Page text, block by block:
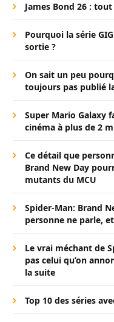
James Bond 26 :
Pourquoi la série
sortie ?
On sait un peu
toujours pas publié
Super Mario Galaxy
cinéma à plus de 2
Ce détail que
Brand New Day
mutants du MCU
Spider-Man: Brand
personne ne parle,
Le vrai méchant de
pas celui qu’on
la suite
Top 10 des séries